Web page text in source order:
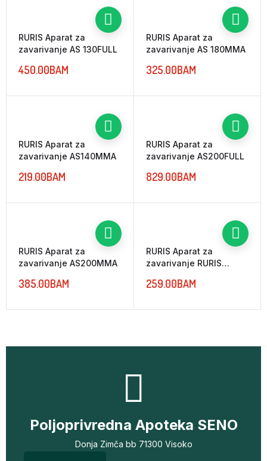
RURIS Aparat za
zavarivanje AS 130FULL
450.00BAM
RURIS Aparat za
zavarivanje AS 180MMA
325.00BAM
RURIS Aparat za
zavarivanje AS140MMA
219.00BAM
RURIS Aparat za
zavarivanje AS200FULL
829.00BAM
RURIS Aparat za
zavarivanje AS200MMA
385.00BAM
RURIS Aparat za
zavarivanje RURIS
259.00BAM
Poljoprivredna Apoteka SENO
Donja Zimča bb 71300 Visoko